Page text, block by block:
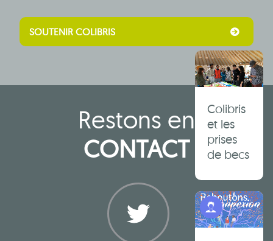
Colibris
et les
prises
de becs
Programme Jeunes
SOUTENIR COLIBRIS
Restons en
CONTACT